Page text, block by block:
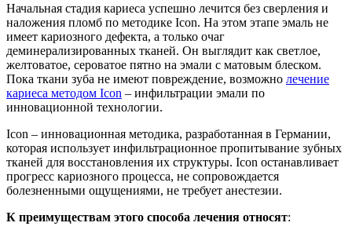
Начальная стадия кариеса успешно лечится без сверления и
наложения пломб по методике Icon. На этом этапе эмаль не
имеет кариозного дефекта, а только очаг
деминерализированных тканей. Он выглядит как светлое,
желтоватое, сероватое пятно на эмали с матовым блеском.
Пока ткани зуба не имеют повреждение, возможно лечение
кариеса методом Icon – инфильтрации эмали по
инновационной технологии.
Icon – инновационная методика, разработанная в Германии,
которая использует инфильтрационное пропитывание зубных
тканей для восстановления их структуры. Icon останавливает
прогресс кариозного процесса, не сопровождается
болезненными ощущениями, не требует анестезии.
К преимуществам этого способа лечения относят: